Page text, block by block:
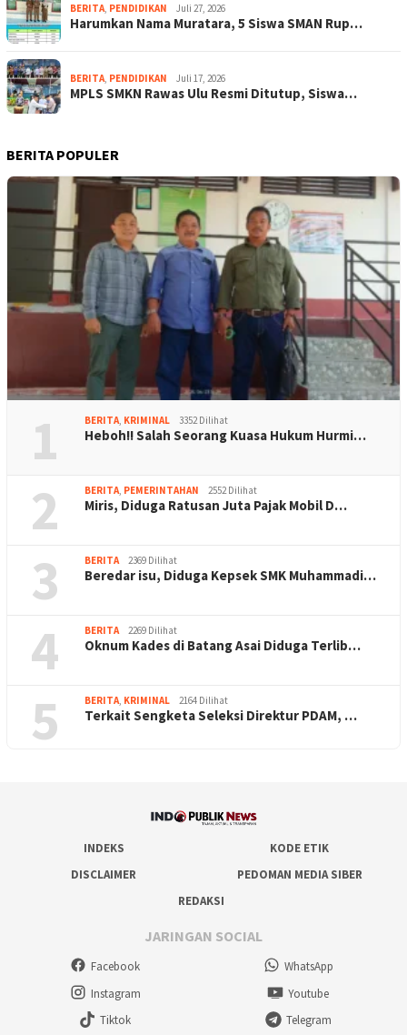
BERITA PENDIDIKAN Juli 27, 2026
Harumkan Nama Muratara, 5 Siswa SMAN Rup…
BERITA PENDIDIKAN Juli 17, 2026
MPLS SMKN Rawas Ulu Resmi Ditutup, Siswa…
BERITA POPULER
1 BERITA KRIMINAL 3352 Dilihat
Heboh!! Salah Seorang Kuasa Hukum Hurmi…
2 BERITA PEMERINTAHAN 2552 Dilihat
Miris, Diduga Ratusan Juta Pajak Mobil D…
3 BERITA 2369 Dilihat
Beredar isu, Diduga Kepsek SMK Muhammadi…
4 BERITA 2269 Dilihat
Oknum Kades di Batang Asai Diduga Terlib…
5 BERITA KRIMINAL 2164 Dilihat
Terkait Sengketa Seleksi Direktur PDAM, …
INDEKS
KODE ETIK
DISCLAIMER
PEDOMAN MEDIA SIBER
REDAKSI
JARINGAN SOCIAL
Facebook
WhatsApp
Instagram
Youtube
Tiktok
Telegram